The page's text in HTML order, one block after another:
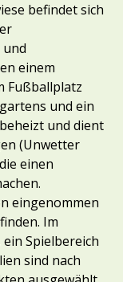
befindet sich
einem
Fußballplatz
und ein
und dient
(Unwetter
einen
eingenommen
Im
Spielbereich
sind nach